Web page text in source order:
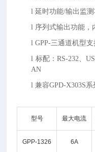
l 延时功能/输出监
l 序列式输出功能，
lGPP-三通道机型
l 标配： RS-232、
AN
l兼容GPD-X303S
型号 最大电流
GPP-1326 6A